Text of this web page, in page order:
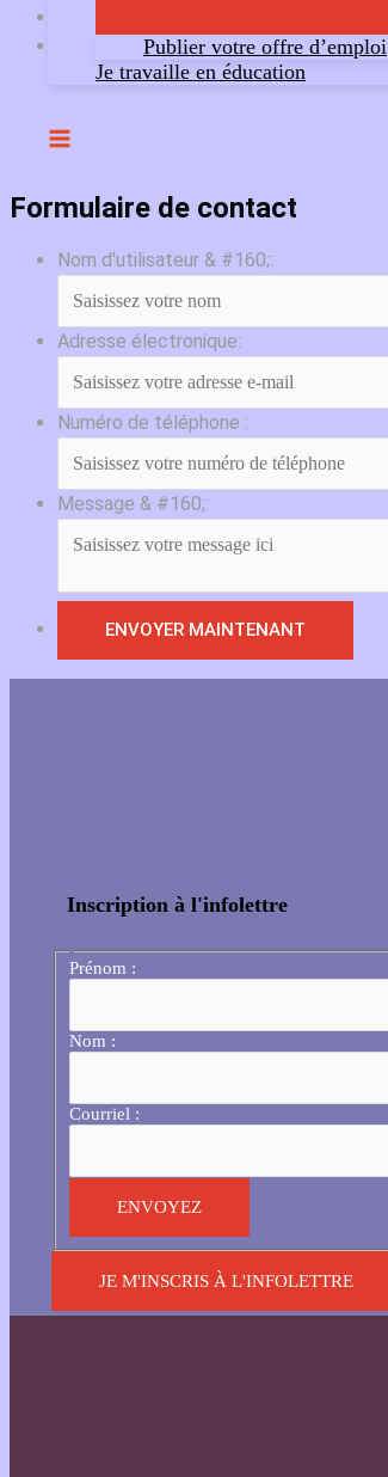
Publier votre offre d’emploi
Je travaille en éducation
Formulaire de contact
Nom d'utilisateur & #160;:
Adresse électronique:
Numéro de téléphone :
Message & #160;:
Inscription à l'infolettre
Prénom :
Nom :
Courriel :
JE M'INSCRIS À L'INFOLETTRE